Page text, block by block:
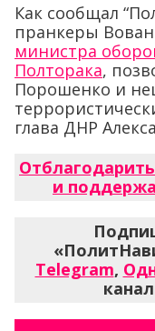
Как сообщал
пранкеры Вован
министра
Полторака,
Порошенко и
глава ДНР
и
Telegram,